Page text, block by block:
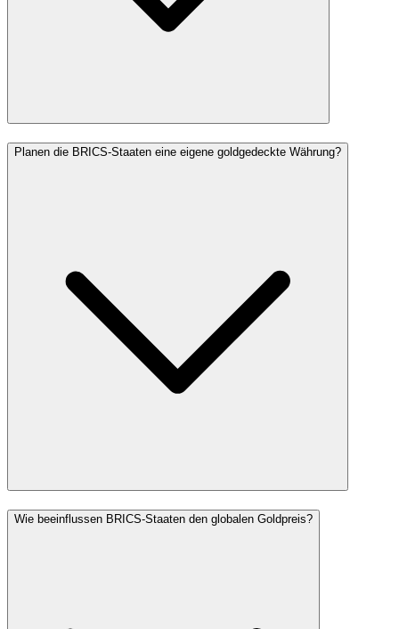
Planen die BRICS-Staaten eine eigene goldgedeckte Währung?
Wie beeinflussen BRICS-Staaten den globalen Goldpreis?